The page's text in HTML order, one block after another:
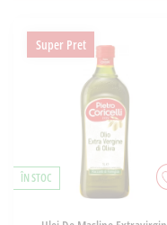
Super Pret
ÎN STOC